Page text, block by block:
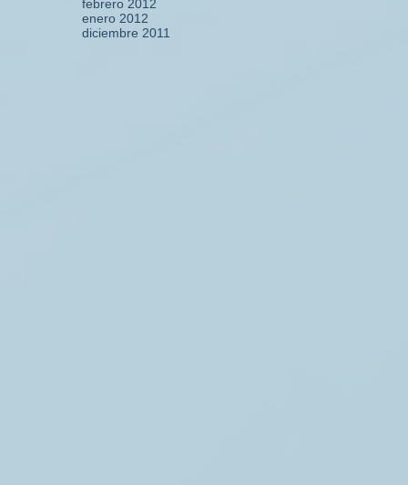
febrero 2012
enero 2012
diciembre 2011